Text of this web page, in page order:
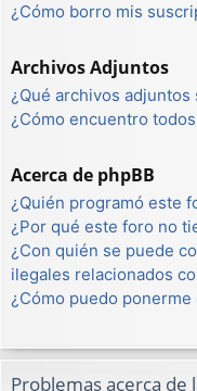
¿Cómo borro mis
Archivos Adjuntos
¿Qué archivos
¿Cómo encuentro
Acerca de phpBB
¿Quién programó este
¿Por qué este foro no
¿Con quién se puede
ilegales relacionados
¿Cómo puedo
Problemas acerca